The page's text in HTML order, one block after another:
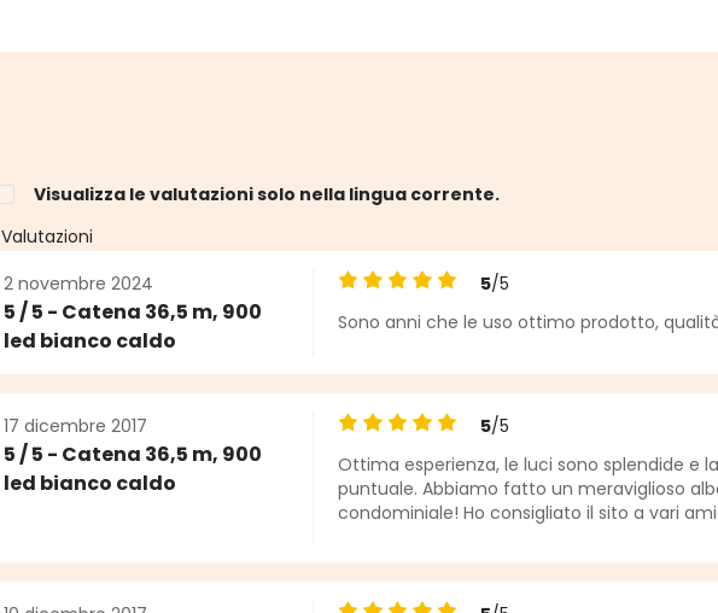
Visualizza le valutazioni solo nella lingua corrente.
Valutazioni
2 novembre 2024
5 / 5 - Catena 36,5 m, 900
led bianco caldo
Valutazione media di 5 su 5 stelle
5/5
Sono anni che le uso ottimo prodotto,
17 dicembre 2017
5 / 5 - Catena 36,5 m, 900
led bianco caldo
Valutazione media di 5 su 5 stelle
5/5
Ottima esperienza, le luci sono splendide e
puntuale. Abbiamo fatto un meraviglioso
condominiale! Ho consigliato il sito a vari